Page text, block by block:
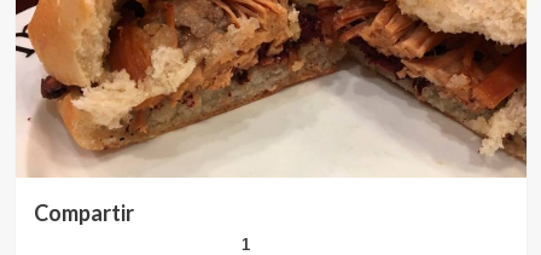
Compartir
1